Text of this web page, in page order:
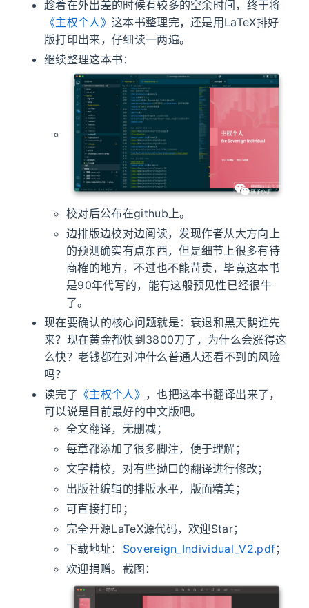
趁着在外出差的时候有较多的空余时间，终于将
《主权个人》 这本书整理完，还是用LaTeX排好
版打印出来，仔细读一两遍。
继续整理这本书：
校对后公布在github上。
边排版边校对边阅读，发现作者从大方向上
的预测确实有点东西，但是细节上很多有待
商榷的地方，不过也不能苛责，毕竟这本书
是90年代写的，能有这般预见性已经很牛
了。
现在要确认的核心问题就是：衰退和黑天鹅谁先
来？现在黄金都快到3800刀了，为什么会涨得这
么快？老钱都在对冲什么普通人还看不到的风险
吗？
读完了 《主权个人》 ，也把这本书翻译出来了，
可以说是目前最好的中文版吧。
全文翻译，无删减；
每章都添加了很多脚注，便于理解；
文字精校，对有些拗口的翻译进行修改；
出版社编辑的排版水平，版面精美；
可直接打印；
完全开源LaTeX源代码，欢迎Star；
下载地址： Sovereign_Individual_V2.pdf；
欢迎捐赠。截图：